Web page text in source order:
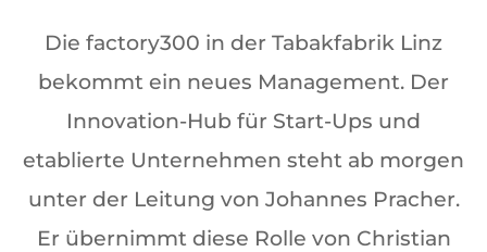
Die factory300 in der Tabakfabrik Linz
bekommt ein neues Management. Der
Innovation-Hub für Start-Ups und
etablierte Unternehmen steht ab morgen
unter der Leitung von Johannes Pracher.
Er übernimmt diese Rolle von Christian